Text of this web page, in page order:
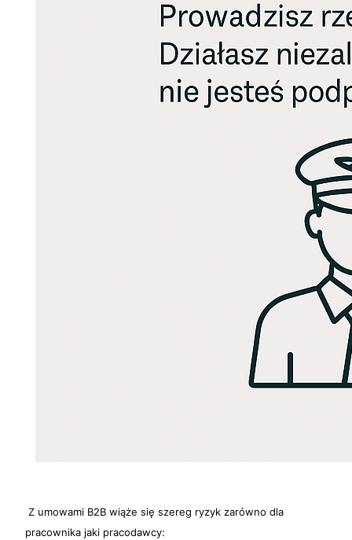
Z umowami B2B wiąże się szereg ryzyk zarówno dla
pracownika jaki pracodawcy: